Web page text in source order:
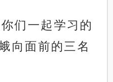
们一起学习的
向面前的三名